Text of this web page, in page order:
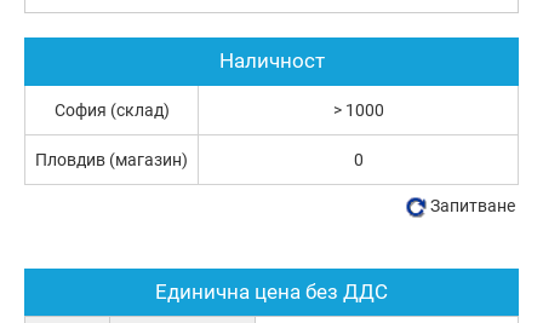
Единична цена без ДДС
Наличност
София (склад) > 1000
Пловдив (магазин) 0
Запитване